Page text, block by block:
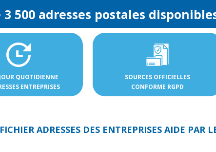
3 500 adresses postales
QUOTIDIENNE
ENTREPRISES
SOURCES OFFICIELLES
CONFORME RGPD
ADRESSES DES ENTREPRISES AIDE PAR